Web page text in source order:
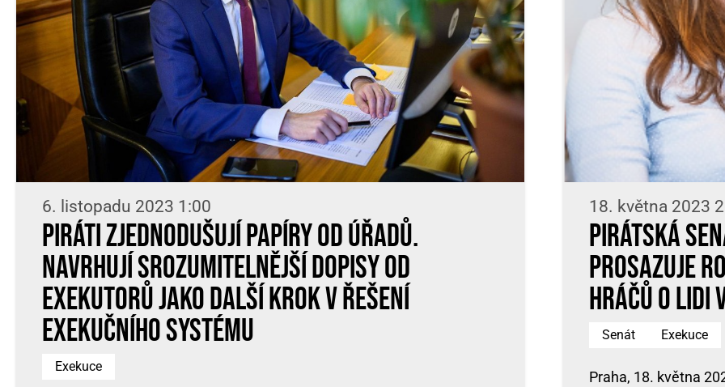
6. listopadu 2023 1:00
Piráti zjednodušují papíry od úřadů.
Navrhují srozumitelnější dopisy od
exekutorů jako další krok v řešení
exekučního systému
Exekuce
18. května 2023
Pirátská
prosazuje
hráčů o lidi
Senát Exekuce
Praha, 18. května